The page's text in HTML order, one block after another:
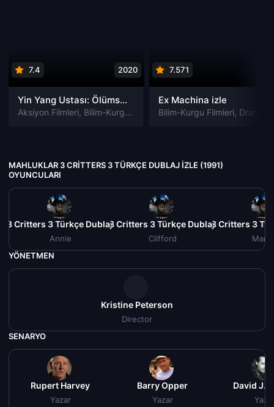
7.4 2020
Yin Yang Ustası: Ölümsüzlük Rüyası izle
Aksiyon Filmleri, Bilim-Kurgu Filmleri ,Dram Filmleri,Fantastik
7.571
Ex Machina izle
Bilim-Kurgu Filmleri, Dram Filmleri
MAHLUKLAR 3 CRITTERS 3 TÜRKÇE DUBLAJ IZLE (1991)
OYUNCULARI
3 Critters 3 Türkçe Dublaj izle (1991)
Annie
Mahluklar 3 Critters 3 Türkçe Dublaj izle (1991)
Clifford
Mahluklar 3 Critters 3
YÖNETMEN
Kristine Peterson
Director
SENARYO
Rupert Harvey
Yazar
Barry Opper
Yazar
David J.